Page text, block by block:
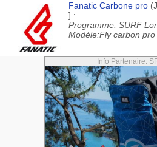
Fanatic Carbone pro
] :
Programme: SURF
Modèle:Fly carbon
Info Partenaire: